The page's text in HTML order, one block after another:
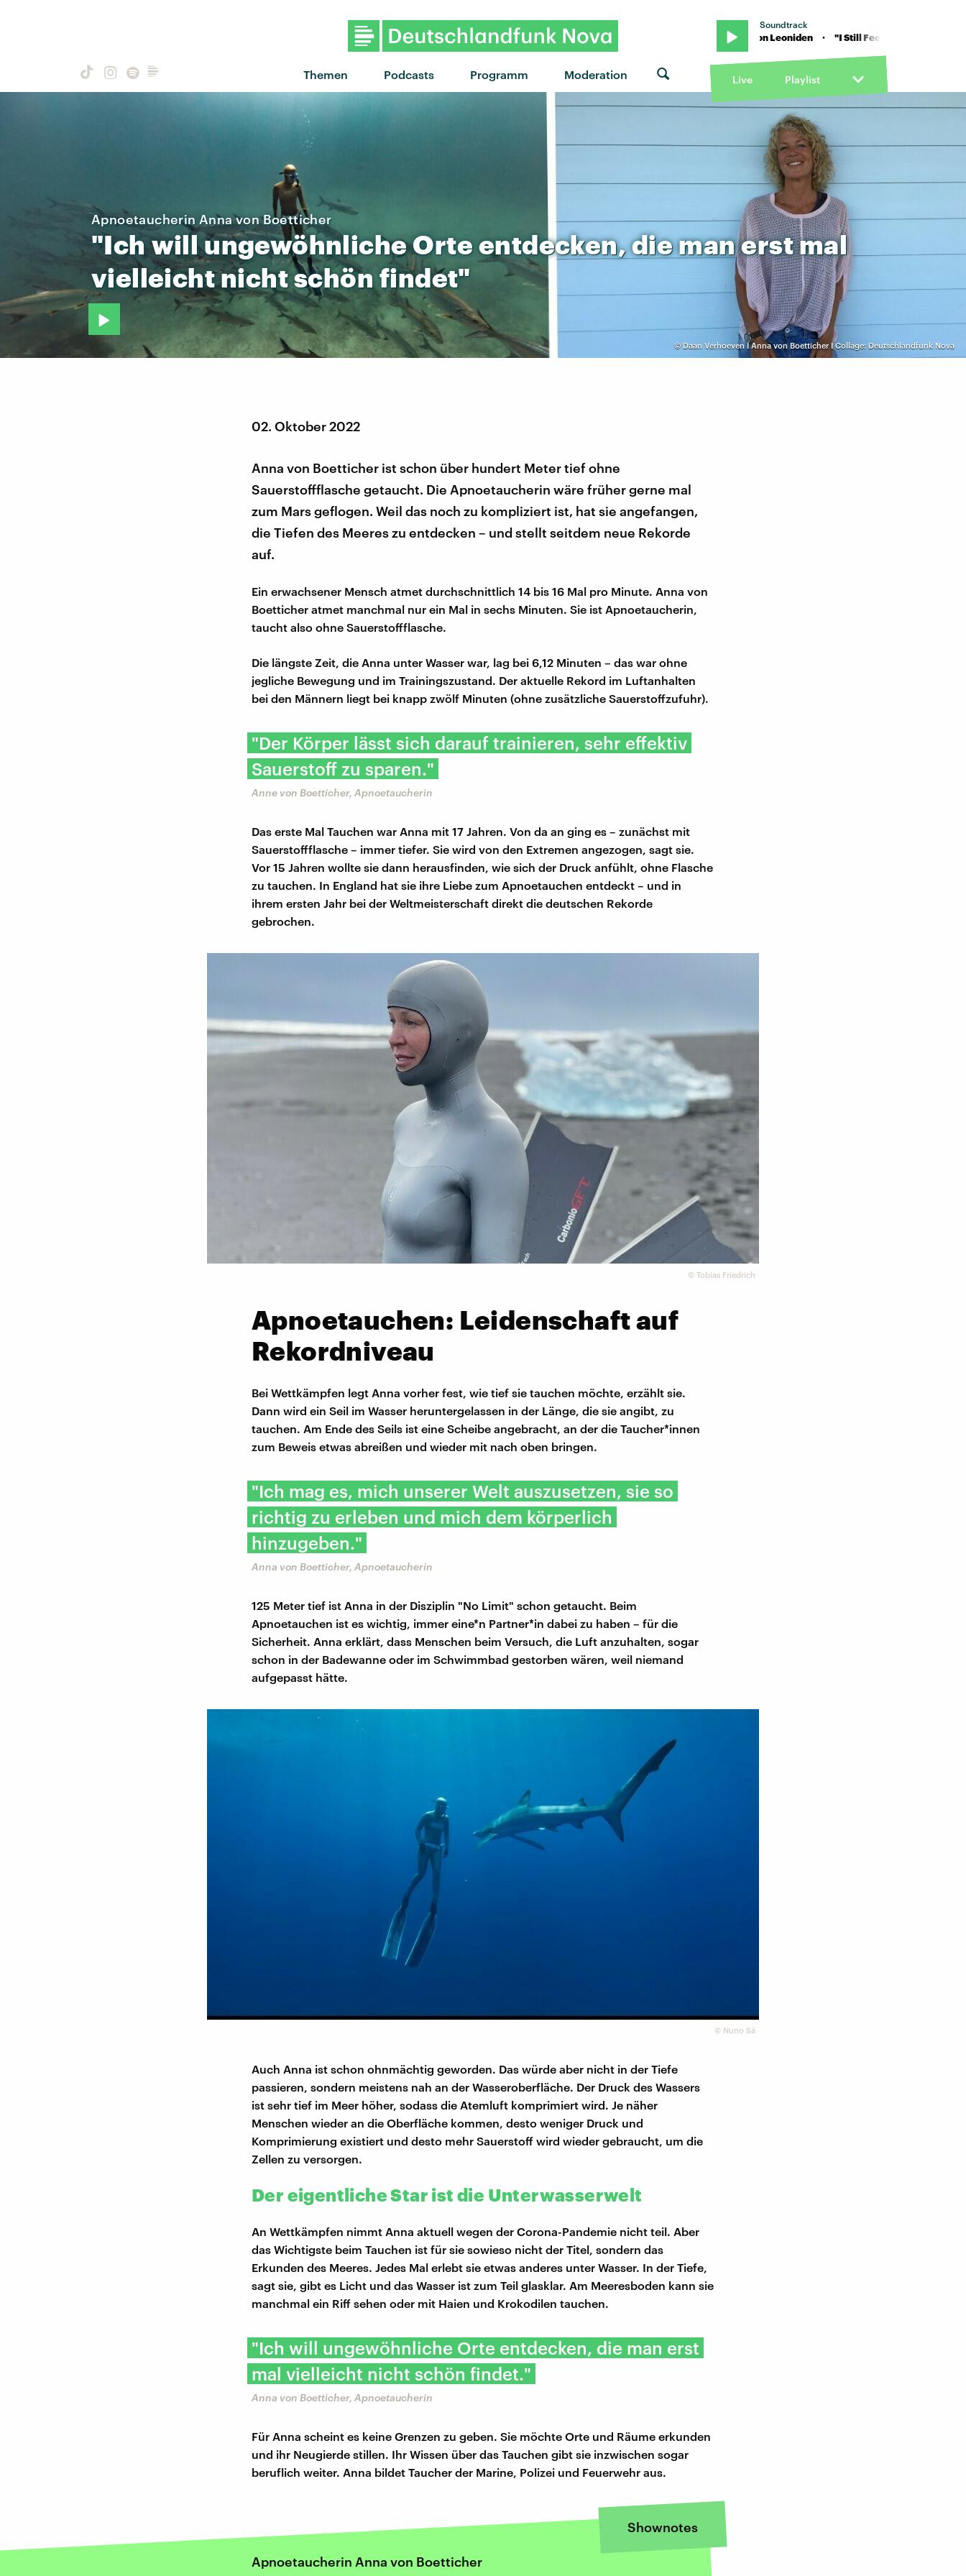
Themen Podcasts Programm Moderation
Soundtrack
"I Still Feel" von Leoniden · "I Still Feel" von Leoniden · "I Still Feel" von Leoniden
Live Playlist
© Daan Verhoeven I Anna von Boetticher I Collage: Deutschlandfunk Nova
Apnoetaucherin Anna von Boetticher
"Ich willungewöhnlicheOrteentdecken,diemanerstmal
vielleichtnichtschön findet"
02. Oktober 2022
Anna von Boetticher ist schon über hundert Meter tief ohne
Sauerstoffflasche getaucht. Die Apnoetaucherin wäre früher gerne mal
zum Mars geflogen. Weil das noch zu kompliziert ist, hat sie angefangen,
die Tiefen des Meeres zu entdecken – und stellt seitdem neue Rekorde
auf.
Ein erwachsener Mensch atmet durchschnittlich 14 bis 16 Mal pro Minute. Anna von
Boetticher atmet manchmal nur ein Mal in sechs Minuten. Sie ist Apnoetaucherin,
taucht also ohne Sauerstoffflasche.
Die längste Zeit, die Anna unter Wasser war, lag bei 6,12 Minuten – das war ohne
jegliche Bewegung und im Trainingszustand. Der aktuelle Rekord im Luftanhalten
bei den Männern liegt bei knapp zwölf Minuten (ohne zusätzliche Sauerstoffzufuhr).
"Der Körper lässt sich darauf trainieren, sehr effektiv
Sauerstoff zu sparen."
Anne von Boetticher, Apnoetaucherin
Das erste Mal Tauchen war Anna mit 17 Jahren. Von da an ging es – zunächst mit
Sauerstoffflasche – immer tiefer. Sie wird von den Extremen angezogen, sagt sie.
Vor 15 Jahren wollte sie dann herausfinden, wie sich der Druck anfühlt, ohne Flasche
zu tauchen. In England hat sie ihre Liebe zum Apnoetauchen entdeckt – und in
ihrem ersten Jahr bei der Weltmeisterschaft direkt die deutschen Rekorde
gebrochen.
© Tobias Friedrich
Apnoetauchen: Leidenschaft auf
Rekordniveau
Bei Wettkämpfen legt Anna vorher fest, wie tief sie tauchen möchte, erzählt sie.
Dann wird ein Seil im Wasser heruntergelassen in der Länge, die sie angibt, zu
tauchen. Am Ende des Seils ist eine Scheibe angebracht, an der die Taucher*innen
zum Beweis etwas abreißen und wieder mit nach oben bringen.
"Ich mag es, mich unserer Welt auszusetzen, sie so
richtig zu erleben und mich dem körperlich
hinzugeben."
Anna von Boetticher, Apnoetaucherin
125 Meter tief ist Anna in der Disziplin "No Limit" schon getaucht. Beim
Apnoetauchen ist es wichtig, immer eine*n Partner*in dabei zu haben – für die
Sicherheit. Anna erklärt, dass Menschen beim Versuch, die Luft anzuhalten, sogar
schon in der Badewanne oder im Schwimmbad gestorben wären, weil niemand
aufgepasst hätte.
© Nuno Sá
Auch Anna ist schon ohnmächtig geworden. Das würde aber nicht in der Tiefe
passieren, sondern meistens nah an der Wasseroberfläche. Der Druck des Wassers
ist sehr tief im Meer höher, sodass die Atemluft komprimiert wird. Je näher
Menschen wieder an die Oberfläche kommen, desto weniger Druck und
Komprimierung existiert und desto mehr Sauerstoff wird wieder gebraucht, um die
Zellen zu versorgen.
Der eigentliche Star ist die Unterwasserwelt
An Wettkämpfen nimmt Anna aktuell wegen der Corona-Pandemie nicht teil. Aber
das Wichtigste beim Tauchen ist für sie sowieso nicht der Titel, sondern das
Erkunden des Meeres. Jedes Mal erlebt sie etwas anderes unter Wasser. In der Tiefe,
sagt sie, gibt es Licht und das Wasser ist zum Teil glasklar. Am Meeresboden kann sie
manchmal ein Riff sehen oder mit Haien und Krokodilen tauchen.
"Ich will ungewöhnliche Orte entdecken, die man erst
mal vielleicht nicht schön findet."
Anna von Boetticher, Apnoetaucherin
Für Anna scheint es keine Grenzen zu geben. Sie möchte Orte und Räume erkunden
und ihr Neugierde stillen. Ihr Wissen über das Tauchen gibt sie inzwischen sogar
beruflich weiter. Anna bildet Taucher der Marine, Polizei und Feuerwehr aus.
Shownotes
Apnoetaucherin Anna von Boetticher